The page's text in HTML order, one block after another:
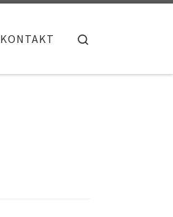
KONTAKT